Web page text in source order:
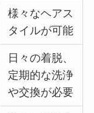
様々なヘアス
タイルが可能
日々の着脱、
定期的な洗浄
や交換が必要